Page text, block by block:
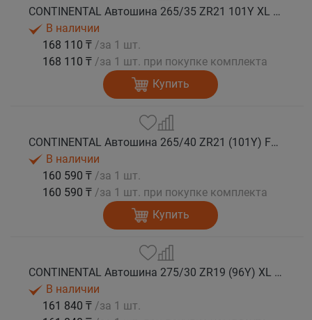
CONTINENTAL Автошина 265/35 ZR21 101Y XL FR SportContact 7 лето
В наличии
168 110 ₸ /за 1 шт.
168 110 ₸ /за 1 шт. при покупке комплекта
Купить
CONTINENTAL Автошина 265/40 ZR21 (101Y) FR SportContact 7 MGT лето
В наличии
160 590 ₸ /за 1 шт.
160 590 ₸ /за 1 шт. при покупке комплекта
Купить
CONTINENTAL Автошина 275/30 ZR19 (96Y) XL FR SportContact 7 лето
В наличии
161 840 ₸ /за 1 шт.